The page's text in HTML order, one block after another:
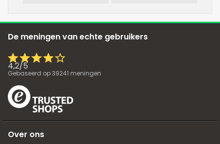
De meningen van echte gebruikers
4,2/5
Gebaseerd op39241 meningen
Over ons